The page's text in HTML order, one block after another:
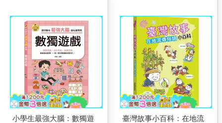
小學生最強大腦：數獨遊
臺灣故事小百科：在地流